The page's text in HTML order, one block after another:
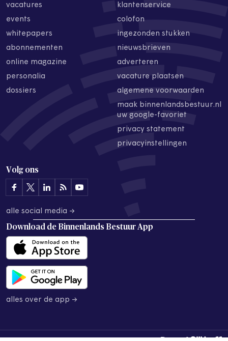
vacatures
events
whitepapers
abonnementen
online magazine
personalia
dossiers
klantenservice
colofon
ingezonden stukken
nieuwsbrieven
adverteren
vacature plaatsen
algemene voorwaarden
maak binnenlandsbestuur.nl
uw google-favoriet
privacy statement
privacyinstellingen
Volg ons
alle social media →
Download de Binnenlands Bestuur App
alles over de app →